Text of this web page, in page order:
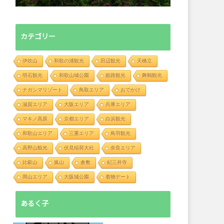
カテゴリー
伊吹山 和歌の浦観光 田辺観光 天橋立
明石観光 和歌山城公園 姫路観光 舞鶴観光
ナガシマリゾート 鳥取エリア おでかけ
滋賀エリア 大阪エリア 兵庫エリア
マキノ高原 京都エリア 白浜観光
和歌山エリア 三重エリア 鳥羽観光
高野山観光 伏見稲荷大社 奈良エリア
比叡山 嵐山 倉敷 紀三井寺
岡山エリア 大阪城公園 着物デート
あるく子